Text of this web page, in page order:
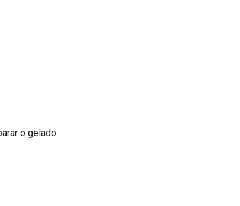
o gelado